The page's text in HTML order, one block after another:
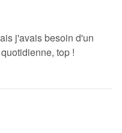
j'avais besoin d'un
top !